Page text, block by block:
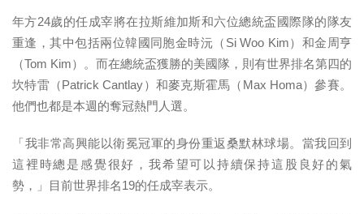
年方24歲的任成宰將在拉斯維加斯和六位總統盃國際隊的隊友
重逢，其中包括兩位韓國同胞金時沅（Si Woo Kim）和金周亨
（Tom Kim）。而在總統盃獲勝的美國隊，則有世界排名第四的
坎特雷（Patrick Cantlay）和麥克斯霍馬（Max Homa）參賽。
他們也都是本週的奪冠熱門人選。
「我非常高興能以衛冕冠軍的身份重返桑默林球場。當我回到
這裡時總是感覺很好，我希望可以持續保持這股良好的氣
勢，」目前世界排名19的任成宰表示。